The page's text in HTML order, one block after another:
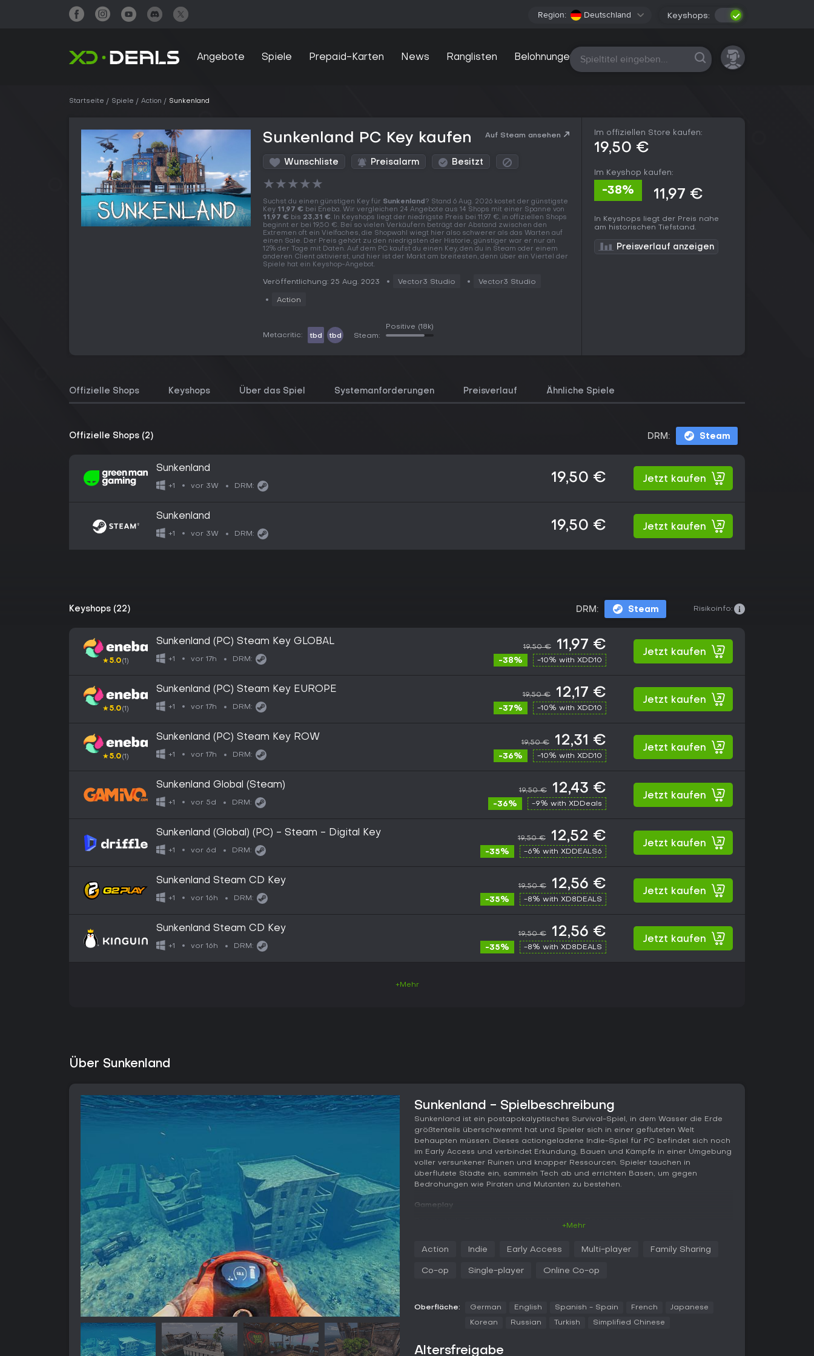
Region: Deutschland Keyshops:
Angebote Spiele Prepaid-Karten News Ranglisten Belohnungen Alle Plattformen
Startseite Spiele Action Sunkenland
Sunkenland PC Key kaufen Auf Steam ansehen
Wunschliste Preisalarm Besitzt
★★★★★
Suchst du einen günstigen Key für Sunkenland ? Stand 6 Aug. 2026 kostet der günstigste
Key 11,97 € bei Eneba. Wir vergleichen 24 Angebote aus 14 Shops mit einer Spanne von
11,97 € bis 23,31 €. In Keyshops liegt der niedrigste Preis bei 11,97 €, in offiziellen Shops
beginnt er bei 19,50 €. Bei so vielen Verkäufern beträgt der Abstand zwischen den
Extremen oft ein Vielfaches, die Shopwahl wiegt hier also schwerer als das Warten auf
einen Sale. Der Preis gehört zu den niedrigsten der Historie, günstiger war er nur an
12% der Tage mit Daten. Auf dem PC kaufst du einen Key, den du in Steam oder einem
anderen Client aktivierst, und hier ist der Markt am breitesten, denn über ein Viertel der
Spiele hat ein Keyshop-Angebot.
Veröffentlichung: 25 Aug. 2023 Vector3 Studio Vector3 Studio
Action
Metacritic: tbd tbd Steam:
Positive (18k)
Im offiziellen Store kaufen:
19,50 €
Im Keyshop kaufen:
-38% 11,97 €
In Keyshops liegt der Preis nahe
am historischen Tiefstand.
Preisverlauf anzeigen
Offizielle Shops Keyshops Über das Spiel Systemanforderungen Preisverlauf Ähnliche Spiele
Offizielle Shops (2) DRM: Steam
Sunkenland
+1 vor 3W DRM:
19,50 € Jetzt kaufen
Sunkenland
+1 vor 3W DRM:
19,50 € Jetzt kaufen
Keyshops (22) DRM: Steam Risikoinfo:
★5.0(1)
Sunkenland (PC) Steam Key GLOBAL
+1 vor 17h DRM:
19,50 € 11,97 €
-38% -10% with XDD10
Jetzt kaufen
★5.0(1)
Sunkenland (PC) Steam Key EUROPE
+1 vor 17h DRM:
19,50 € 12,17 €
-37% -10% with XDD10
Jetzt kaufen
★5.0(1)
Sunkenland (PC) Steam Key ROW
+1 vor 17h DRM:
19,50 € 12,31 €
-36% -10% with XDD10
Jetzt kaufen
Sunkenland Global (Steam)
+1 vor 5d DRM:
19,50 € 12,43 €
-36% -9% with XDDeals
Jetzt kaufen
Sunkenland (Global) (PC) - Steam - Digital Key
+1 vor 6d DRM:
19,50 € 12,52 €
-35% -6% with XDDEALS6
Jetzt kaufen
Sunkenland Steam CD Key
+1 vor 16h DRM:
19,50 € 12,56 €
-35% -8% with XD8DEALS
Jetzt kaufen
Sunkenland Steam CD Key
+1 vor 16h DRM:
19,50 € 12,56 €
-35% -8% with XD8DEALS
Jetzt kaufen
+Mehr
Über Sunkenland
Sunkenland - Spielbeschreibung
Sunkenland ist ein postapokalyptisches Survival-Spiel, in dem Wasser die Erde
größtenteils überschwemmt hat und Spieler sich in einer gefluteten Welt
behaupten müssen. Dieses actiongeladene Indie-Spiel für PC befindet sich noch
im Early Access und verbindet Erkundung, Bauen und Kämpfe in einer Umgebung
voller versunkener Ruinen und knapper Ressourcen. Spieler tauchen in
überflutete Städte ein, sammeln Tech ab und errichten Basen, um gegen
Bedrohungen wie Piraten und Mutanten zu bestehen.
Gameplay
mit Tauchausrüstung die Gefahren unter der Oberfläche meisterst. Der Basenbau
verlassenen Schiffen oder Inseln ermöglicht - inklusive Lager, Crafting-Stationen
Crafting ist essenziell und erfordert Workstations für Tools, Waffen, Fahrzeuge
wie Jetskis und Gyrocopter sowie sogar Hubschrauber. Survival-Elemente
zwingen dich, Nahrung durch Haifischjagd oder Pflanzenanbau zu sichern und
Schusswaffen und Sprengstoff gegen Land- und See-Feinde ein, oft mit
+Mehr
Action Indie Early Access Multi-player Family Sharing
Co-op Single-player Online Co-op
Oberfläche: German English Spanish - Spain French Japanese
Korean Russian Turkish Simplified Chinese
Altersfreigabe